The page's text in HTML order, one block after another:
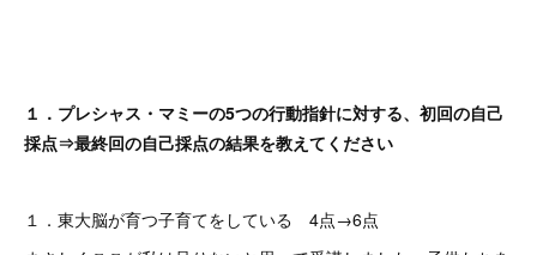
１．プレシャス・マミーの5つの行動指針に対する、初回の自己
採点⇒最終回の自己採点の結果を教えてください
１．東大脳が育つ子育てをしている 4点→6点